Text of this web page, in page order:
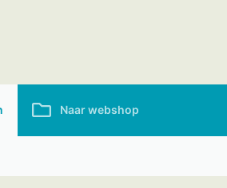
Naar webshop